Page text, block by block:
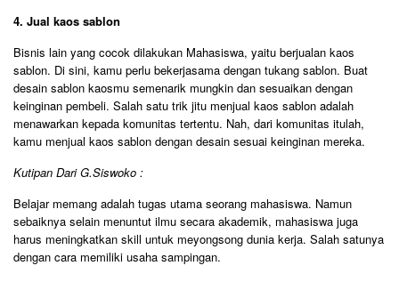
4. Jual kaos sablon
Bisnis lain yang cocok dilakukan Mahasiswa, yaitu berjualan kaos
sablon. Di sini, kamu perlu bekerjasama dengan tukang sablon. Buat
desain sablon kaosmu semenarik mungkin dan sesuaikan dengan
keinginan pembeli. Salah satu trik jitu menjual kaos sablon adalah
menawarkan kepada komunitas tertentu. Nah, dari komunitas itulah,
kamu menjual kaos sablon dengan desain sesuai keinginan mereka.
Kutipan Dari G.Siswoko :
Belajar memang adalah tugas utama seorang mahasiswa. Namun
sebaiknya selain menuntut ilmu secara akademik, mahasiswa juga
harus meningkatkan skill untuk meyongsong dunia kerja. Salah satunya
dengan cara memiliki usaha sampingan.